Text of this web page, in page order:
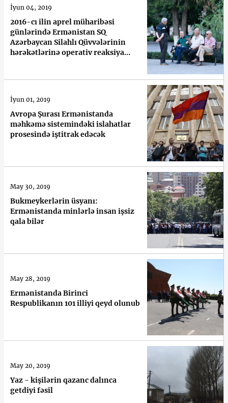
2016-cı ilin aprel müharibəsi
günlərində Ermənistan SQ
Azərbaycan Silahlı Qüvvələrinin
hərəkətlərinə operativ reaksiya
İyun 04, 2019
Avropa Şurası Ermənistanda
məhkəmə sistemindəki islahatlar
prosesində iştitrak edəcək
İyun 01, 2019
Bukmeykerlərin üsyanı:
Ermənistanda minlərlə insan işsiz
qala bilər
May 30, 2019
Ermənistanda Birinci
Respublikanın 101 illiyi qeyd olunub
May 28, 2019
Yaz - kişilərin qazanc dalınca
getdiyi fəsil
May 20, 2019